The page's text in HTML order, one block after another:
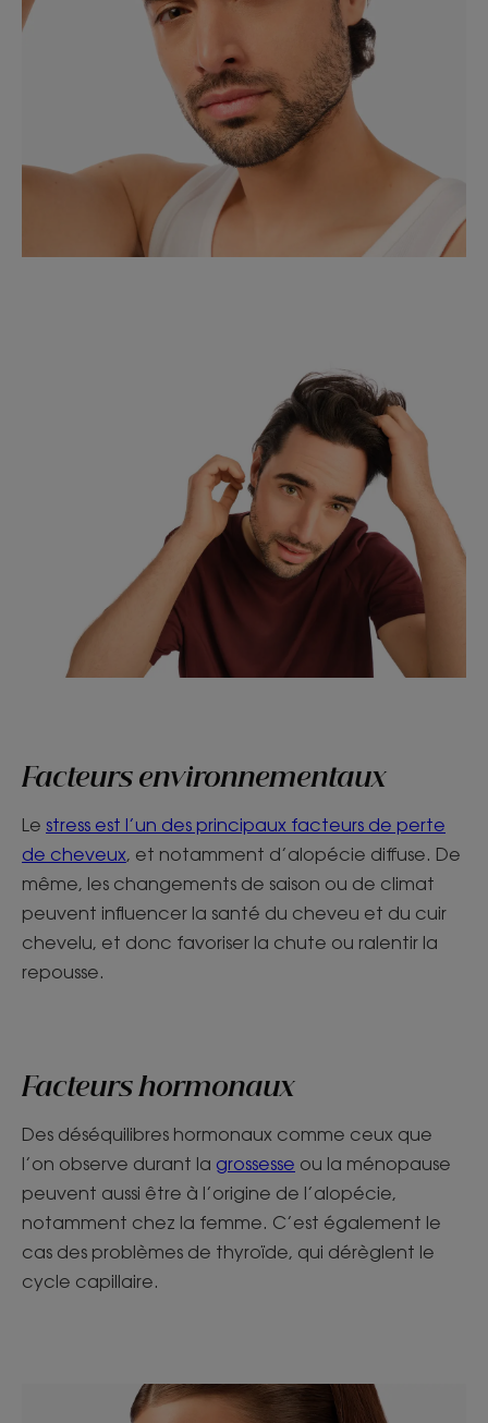
Facteurs environnementaux
Le stress est l’un des principaux facteurs de perte
de cheveux, et notamment d’alopécie diffuse. De
même, les changements de saison ou de climat
peuvent influencer la santé du cheveu et du cuir
chevelu, et donc favoriser la chute ou ralentir la
repousse.
Facteurs hormonaux
Des déséquilibres hormonaux comme ceux que
l’on observe durant la grossesse ou la ménopause
peuvent aussi être à l’origine de l’alopécie,
notamment chez la femme. C’est également le
cas des problèmes de thyroïde, qui dérèglent le
cycle capillaire.